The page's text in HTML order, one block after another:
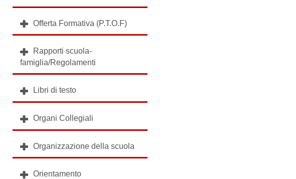
Offerta Formativa (P.T.O.F)
Rapporti scuola-
famiglia/Regolamenti
Libri di testo
Organi Collegiali
Organizzazione della scuola
Orientamento